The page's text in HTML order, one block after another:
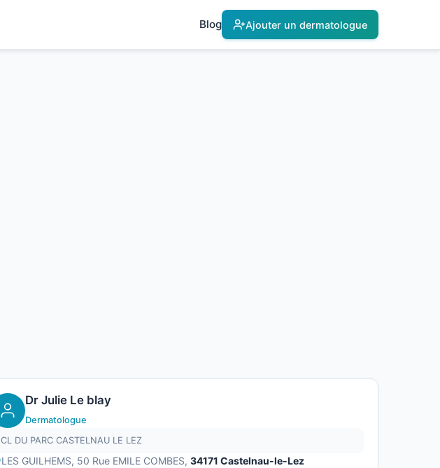
Blog Ajouter un dermatologue
Dr Julie Le blay
Dermatologue
CL DU PARC CASTELNAU LE LEZ
LES GUILHEMS, 50 Rue EMILE COMBES, 34171 Castelnau-le-Lez